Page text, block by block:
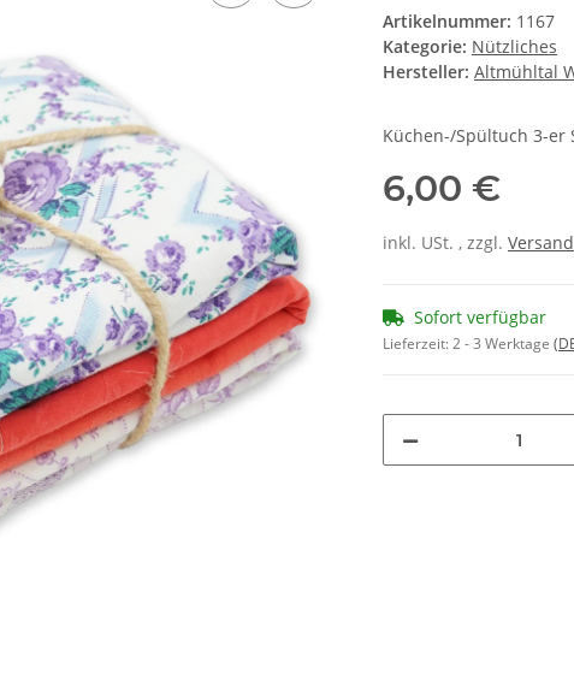
Artikelnummer: 1167
Kategorie: Nützliches
Hersteller: Altmühltal
Küchen-/Spültuch 3-er
6,00 €
inkl. USt. , zzgl. Versand
Sofort verfügbar
Lieferzeit:2 - 3 Werktage